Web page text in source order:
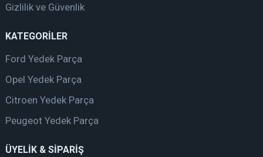
Gizlilik ve Güvenlik
KATEGORİLER
Ford Yedek Parça
Opel Yedek Parça
Citroen Yedek Parça
Peugeot Yedek Parça
ÜYELİK & SİPARİŞ